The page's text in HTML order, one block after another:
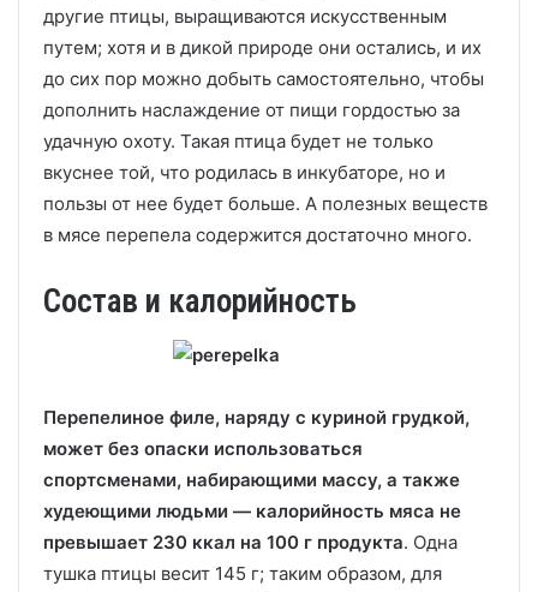
другие птицы, выращиваются искусственным
путем; хотя и в дикой природе они остались, и их
до сих пор можно добыть самостоятельно, чтобы
дополнить наслаждение от пищи гордостью за
удачную охоту. Такая птица будет не только
вкуснее той, что родилась в инкубаторе, но и
пользы от нее будет больше. А полезных веществ
в мясе перепела содержится достаточно много.
Состав и калорийность
Перепелиное филе, наряду с куриной грудкой,
может без опаски использоваться
спортсменами, набирающими массу, а также
худеющими людьми — калорийность мяса не
превышает 230 ккал на 100 г продукта. Одна
тушка птицы весит 145 г; таким образом, для